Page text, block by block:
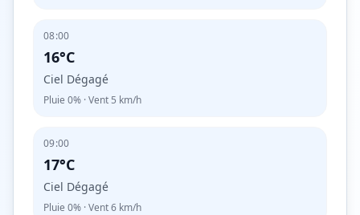
08:00
16°C
Ciel Dégagé
Pluie 0% · Vent 5 km/h
09:00
17°C
Ciel Dégagé
Pluie 0% · Vent6 km/h